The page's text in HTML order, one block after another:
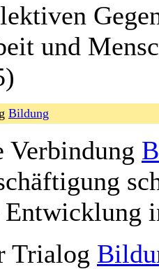
und
Bildung
Verbindung
Entwicklung
Trialog